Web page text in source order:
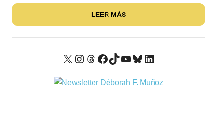
LEER MÁS
X Instagram
Threads
Facebook
TikTok
YouTube
Bluesky
LinkedIn